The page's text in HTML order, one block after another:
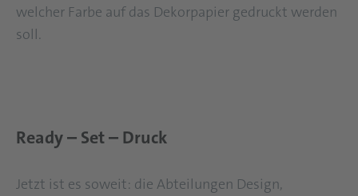
welcher Farbe auf das Dekorpapier gedruckt werden
soll.
Ready – Set – Druck
Jetzt ist es soweit: die Abteilungen Design,